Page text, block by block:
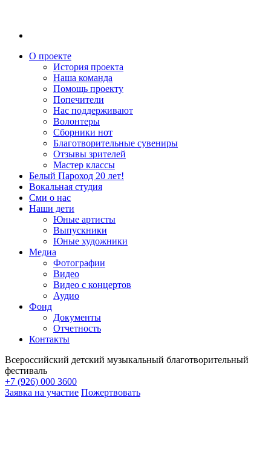
О проекте
История проекта
Наша команда
Помощь проекту
Попечители
Нас поддерживают
Волонтеры
Сборники нот
Благотворительные сувениры
Отзывы зрителей
Мастер классы
Белый Пароход 20 лет!
Вокальная студия
Сми о нас
Наши дети
Юные артисты
Выпускники
Юные художники
Медиа
Фотографии
Видео
Видео с концертов
Аудио
Фонд
Документы
Отчетность
Контакты
Всероссийский детский музыкальный благотворительный
фестиваль
+7 (926) 000 3600
Заявка на участие Пожертвовать